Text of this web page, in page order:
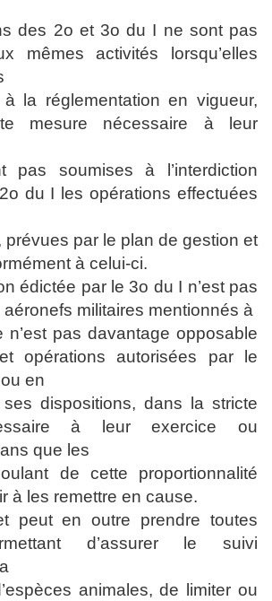
des 2o et 3o du I ne sont pas
mêmes activités lorsqu’elles
à la réglementation en vigueur,
mesure nécessaire à leur
soumises à l’interdiction
du I les opérations effectuées
prévues par le plan de gestion et
à celui-ci.
édictée par le 3o du I n’est pas
militaires mentionnés à
n’est pas davantage opposable
opérations autorisées par le
en
dispositions, dans la stricte
à leur exercice ou
que les
de cette proportionnalité
à les remettre en cause.
peut en outre prendre toutes
d’assurer le suivi
animales, de limiter ou